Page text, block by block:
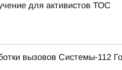
для активистов ТОС
вызовов Системы-112